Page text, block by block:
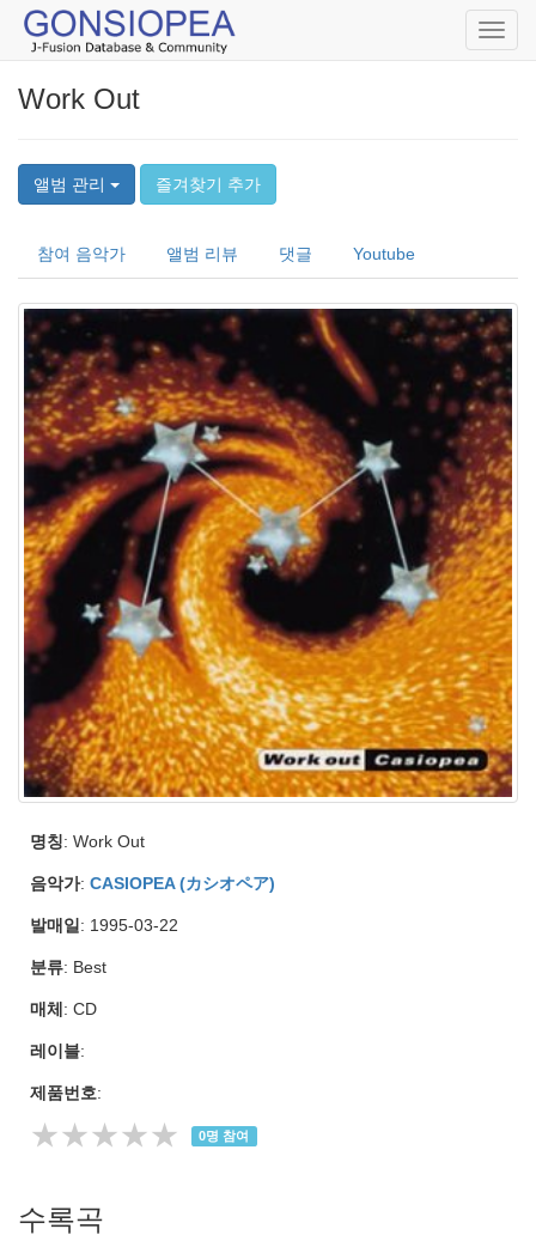
Work Out
앨범 관리 즐겨찾기 추가
참여 음악가 앨범 리뷰 댓글 Youtube
명칭: Work Out
음악가: CASIOPEA (カシオペア)
발매일 : 1995-03-22
분류: Best
매체 : CD
레이블:
제품번호:
★★★★★ 0명 참여
수록곡